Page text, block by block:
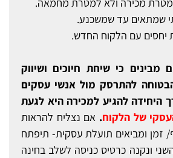
שמתאים עד שמשכנע.
עם הלקוח החדש.
מבינים כי שיחת חיוכים ושיווק
להתרסק מול אנשי עסקים
היחידה להגיע למכירה היא לגעת
של הלקוח. אם נצליח להראות
זמן ומביאים תועלת עסקית- תיפתח
ונקנה כרטיס כניסה לשלב בחינה